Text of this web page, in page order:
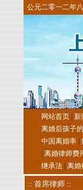
公元二零一二年
网站首页 新
离婚后孩子
中国离婚率
离婚律师费
继承法 离婚
:: 首席律师 ::